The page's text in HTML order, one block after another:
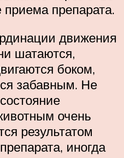
приема препарата.
движения
шатаются,
боком,
забавным. Не
очень
результатом
иногда